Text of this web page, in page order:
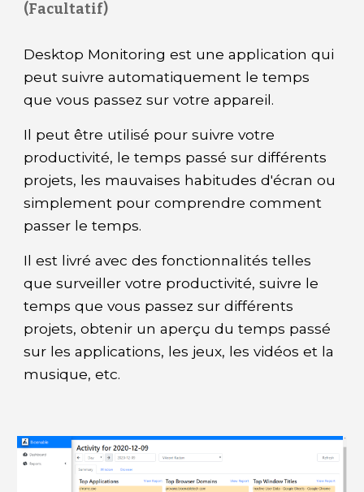
(Facultatif)
Desktop Monitoring est une application qui
peut suivre automatiquement le temps
que vous passez sur votre appareil.
Il peut être utilisé pour suivre votre
productivité, le temps passé sur différents
projets, les mauvaises habitudes d'écran ou
simplement pour comprendre comment
passer le temps.
Il est livré avec des fonctionnalités telles
que surveiller votre productivité, suivre le
temps que vous passez sur différents
projets, obtenir un aperçu du temps passé
sur les applications, les jeux, les vidéos et la
musique, etc.